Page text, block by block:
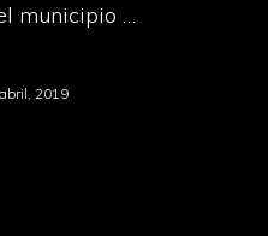
municipio …
2019